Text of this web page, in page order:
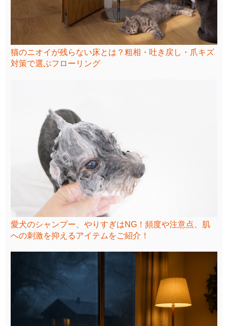
猫のニオイが残らない床とは？粗相・吐き戻し・爪キズ
対策で選ぶフローリング
愛犬のシャンプー、やりすぎはNG！頻度や注意点、肌
への刺激を抑えるアイテムをご紹介！